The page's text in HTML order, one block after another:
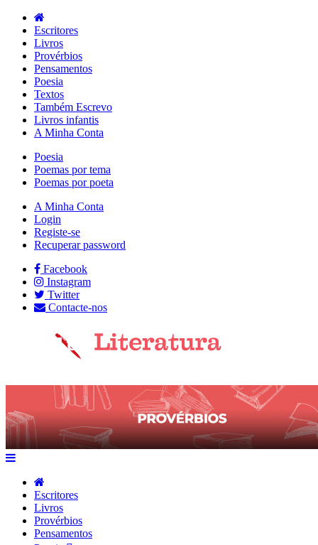
Escritores
Livros
Provérbios
Pensamentos
Poesia
Textos
Também Escrevo
Livros infantis
A Minha Conta
Poesia
Poemas por tema
Poemas por poeta
A Minha Conta
Login
Registe-se
Recuperar password
Facebook
Instagram
Twitter
Contacte-nos
Escritores
Livros
Provérbios
Pensamentos